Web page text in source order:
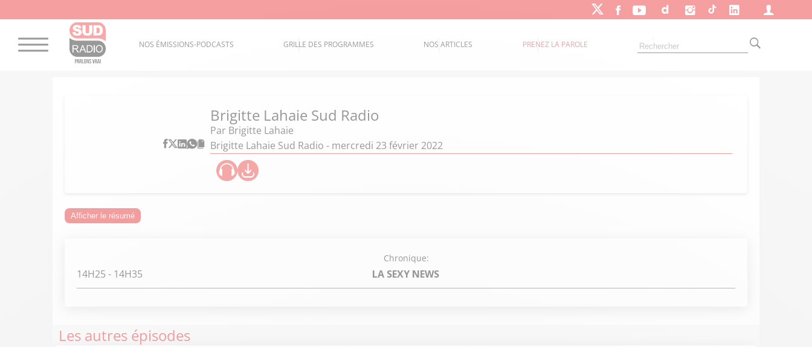
NOS ÉMISSIONS-PODCASTS GRILLE DES PROGRAMMES NOS ARTICLES PRENEZ LA PAROLE
Brigitte Lahaie Sud Radio
Par Brigitte Lahaie
Brigitte Lahaie Sud Radio - mercredi 23 février 2022
Afficher le résumé
Chronique:
14H25 - 14H35 LA SEXY NEWS
Les autres épisodes